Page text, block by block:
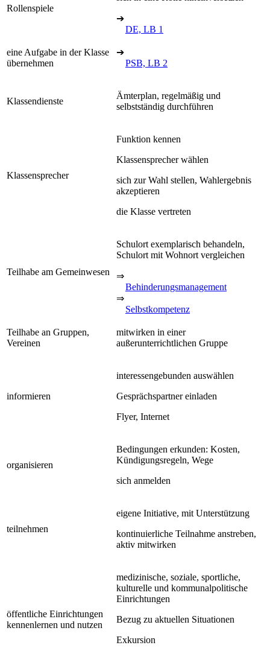
Rollenspiele
➔
DE, LB 1
eine Aufgabe in der Klasse
übernehmen
➔
PSB, LB 2
Klassendienste
Ämterplan, regelmäßig und
selbstständig durchführen
Klassensprecher
Funktion kennen
Klassensprecher wählen
sich zur Wahl stellen, Wahlergebnis
akzeptieren
die Klasse vertreten
Teilhabe am Gemeinwesen
Schulort exemplarisch behandeln,
Schulort mit Wohnort vergleichen
⇒
Behinderungsmanagement
⇒
Selbstkompetenz
Teilhabe an Gruppen,
Vereinen
mitwirken in einer
außerunterrichtlichen Gruppe
informieren
interessengebunden auswählen
Gesprächspartner einladen
Flyer, Internet
organisieren
Bedingungen erkunden: Kosten,
Kündigungsregeln, Wege
sich anmelden
teilnehmen
eigene Initiative, mit Unterstützung
kontinuierliche Teilnahme anstreben,
aktiv mitwirken
öffentliche Einrichtungen
kennenlernen und nutzen
medizinische, soziale, sportliche,
kulturelle und kommunalpolitische
Einrichtungen
Bezug zu aktuellen Situationen
Exkursion